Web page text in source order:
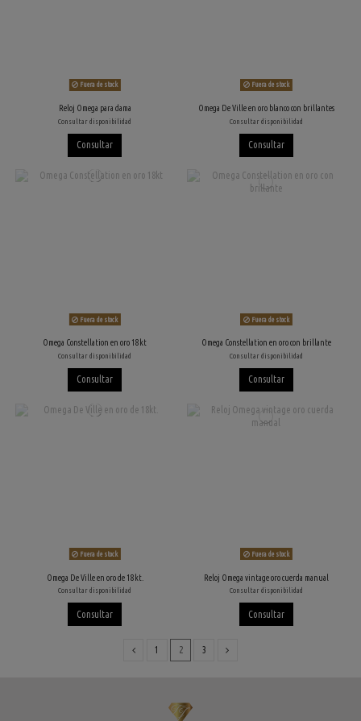
Fuera de stock
Reloj Omega para dama
Consultar disponibilidad
Consultar
Fuera de stock
Omega De Ville en oro blanco con brillantes
Consultar disponibilidad
Consultar
Fuera de stock
Omega Constellation en oro 18kt
Consultar disponibilidad
Consultar
Fuera de stock
Omega Constellation en oro con brillante
Consultar disponibilidad
Consultar
Fuera de stock
Omega De Ville en oro de 18kt.
Consultar disponibilidad
Consultar
Fuera de stock
Reloj Omega vintage oro cuerda manual
Consultar disponibilidad
Consultar
1 2 3